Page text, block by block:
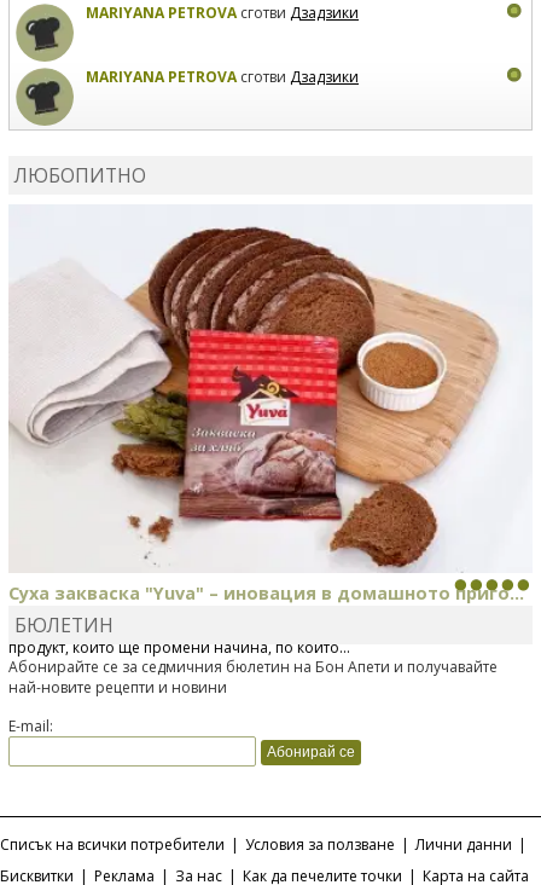
MARIYANA PETROVAсготви Дзадзики
MARIYANA PETROVAсготви Дзадзики
ЛЮБОПИТНО
Суха закваска "Yuva" – иновация в домашното приго...
Отскоро Лесафр България стартира предлагането на изцяло нов
продукт, който ще промени начина, по който...
БЮЛЕТИН
Абонирайте се за седмичния бюлетин на Бон Апети и получавайте
най-новите рецепти и новини
E-mail:
Списък на всички потребители | Условия за ползване | Лични данни |
Бисквитки | Реклама | За нас | Как да печелите точки | Карта на сайта